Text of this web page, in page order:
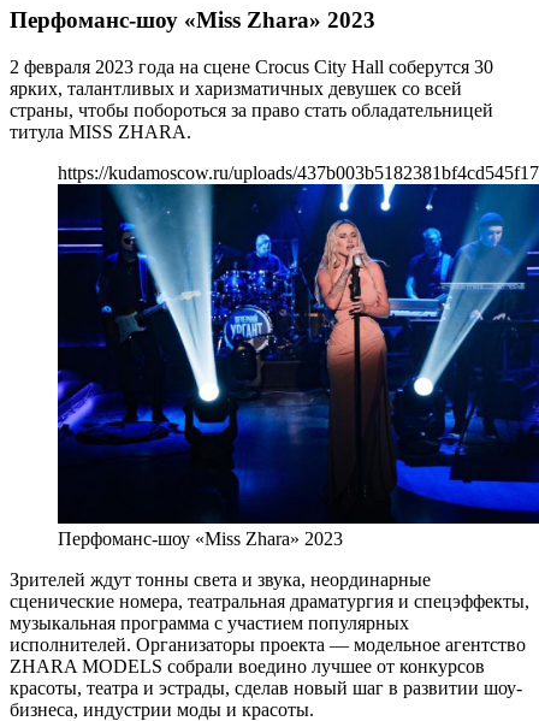
Перфоманс-шоу «Miss Zhara» 2023
2 февраля 2023 года на сцене Crocus City Hall соберутся 30
ярких, талантливых и харизматичных девушек со всей
страны, чтобы побороться за право стать обладательницей
титула MISS ZHARA.
https://kudamoscow.ru/uploads/
Перфоманс-шоу «Miss Zhara» 2023
Зрителей ждут тонны света и звука, неординарные
сценические номера, театральная драматургия и спецэффекты,
музыкальная программа с участием популярных
исполнителей. Организаторы проекта — модельное агентство
ZHARA MODELS собрали воедино лучшее от конкурсов
красоты, театра и эстрады, сделав новый шаг в развитии шоу-
бизнеса, индустрии моды и красоты.